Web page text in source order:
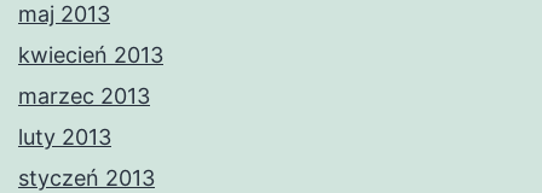
maj 2013
kwiecień 2013
marzec 2013
luty 2013
styczeń 2013